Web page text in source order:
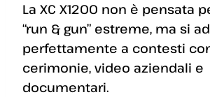
La XC X1200 non è pensata
“run & gun” estreme, ma si
perfettamente a contesti
cerimonie, video aziendali e
documentari.